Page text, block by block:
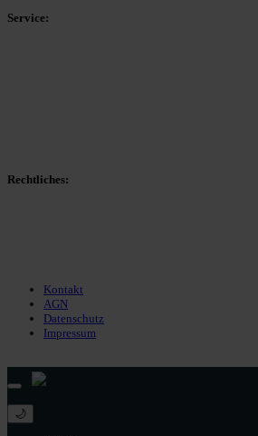
Service:
Rechtliches:
Kontakt
AGN
Datenschutz
Impressum
🌙